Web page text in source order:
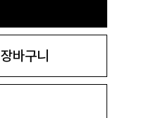
장바구니